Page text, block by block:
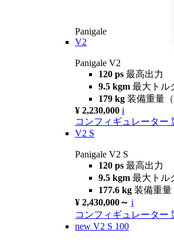
Panigale
V2
Panigale V2
120 ps 最高出力
9.5 kgm 最大トル
179 kg 装備重量
¥ 2,230,000 i
コンフィギュレーター
V2 S
Panigale V2 S
120 ps 最高出力
9.5 kgm 最大トル
177.6 kg 装備重量
¥ 2,430,000～ i
コンフィギュレーター
new V2 S 100